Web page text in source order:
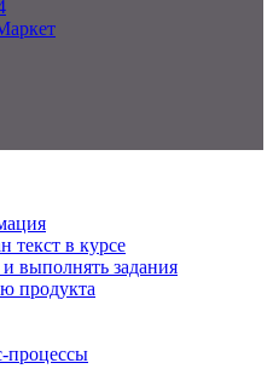
текст в курсе
и выполнять задания
продукта
процессы